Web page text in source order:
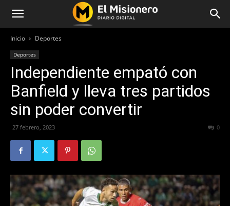
Inicio Deportes
Deportes
Independiente empató con
Banfield y lleva tres partidos
sin poder convertir
27 febrero, 2023 0